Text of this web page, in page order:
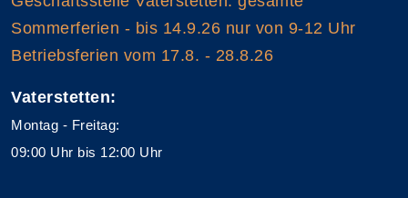
Sommerferien - bis 14.9.26 nur von 9-12 Uhr
Betriebsferien vom 17.8. - 28.8.26
Vaterstetten:
Montag - Freitag:
09:00 Uhr bis 12:00 Uhr